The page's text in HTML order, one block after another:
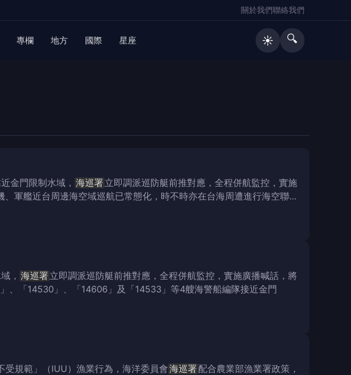
關於我們聯絡我們
專欄 地方 國際 星座 ☀️ 🔍
金門限制水域， 海巡署立即調派巡防艇前推對應，全程併航監控，實施
、軍艦近台周邊海空域巡航已常態化，時不時亦在台海周遭進行海空聯合
， 海巡署立即調派巡防艇前推對應，全程併航監控，實施廣播喊話，將
、「14530」、「14606」及「14533」等4艘海警船編隊接近金門
受規範」（IUU）漁業行為，海洋委員會海巡署配合農業部漁業署政策，